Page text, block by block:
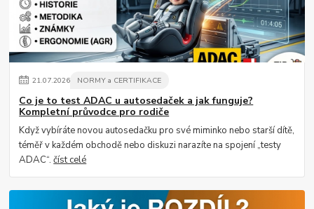
21.07.2026 NORMY a CERTIFIKACE
Co je to test ADAC u autosedaček a jak funguje?
Kompletní průvodce pro rodiče
Když vybíráte novou autosedačku pro své miminko nebo starší dítě,
téměř v každém obchodě nebo diskuzi narazíte na spojení „testy
ADAC“.číst celé